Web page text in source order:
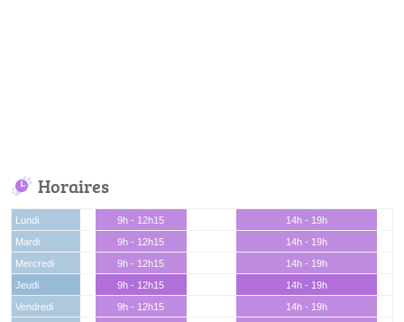
Horaires
Lundi 9h - 12h15
14h - 19h
Mardi
9h - 12h15
14h - 19h
Mercredi
9h - 12h15
14h - 19h
Jeudi
9h - 12h15
14h - 19h
Vendredi
9h - 12h15
14h - 19h